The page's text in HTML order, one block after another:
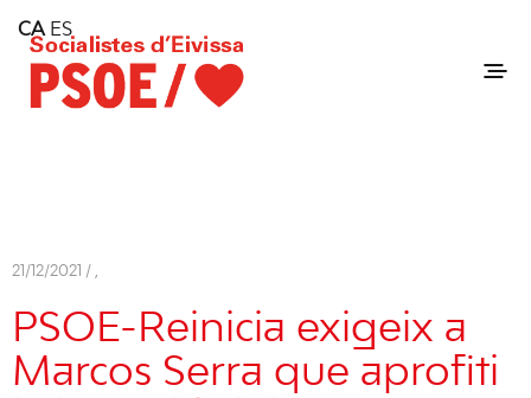
Consell Insular d'Eivissa
Services
Contact
21/12/2021 / ,
PSOE-Reinicia exigeix ​​a
Marcos Serra que aprofiti
CA ES